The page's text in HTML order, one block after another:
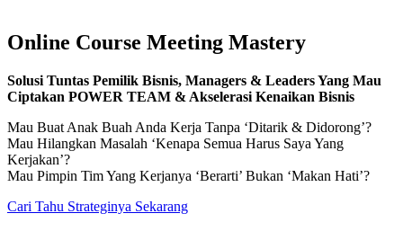
Online Course Meeting Mastery
Solusi Tuntas Pemilik Bisnis, Managers & Leaders Yang Mau
Ciptakan POWER TEAM & Akselerasi Kenaikan Bisnis
Mau Buat Anak Buah Anda Kerja Tanpa ‘Ditarik & Didorong’?
Mau Hilangkan Masalah ‘Kenapa Semua Harus Saya Yang
Kerjakan’?
Mau Pimpin Tim Yang Kerjanya ‘Berarti’ Bukan ‘Makan Hati’?
Cari Tahu Strateginya Sekarang